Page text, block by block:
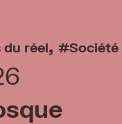
du réel, Société